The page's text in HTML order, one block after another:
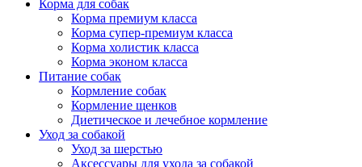
Корма для собак
Корма премиум класса
Корма супер-премиум класса
Корма холистик класса
Корма эконом класса
Питание собак
Кормление собак
Кормление щенков
Диетическое и лечебное кормление
Уход за собакой
Уход за шерстью
Аксессуары для ухода за собакой